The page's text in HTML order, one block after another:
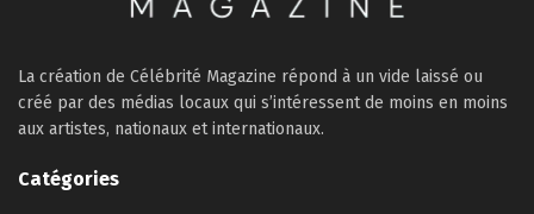
La création de Célébrité Magazine répond à un vide laissé ou
créé par des médias locaux qui s’intéressent de moins en moins
aux artistes, nationaux et internationaux.
Catégories